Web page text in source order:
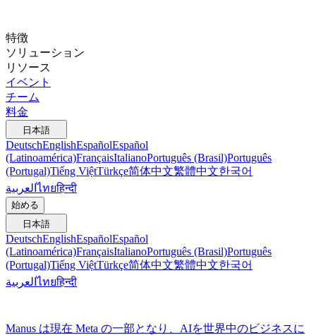
特徴
ソリューション
リソース
イベント
チーム
料金
日本語
DeutschEnglishEspañolEspañol
(Latinoamérica)FrançaisItalianoPortuguês (Brasil)Português
(Portugal)Tiếng ViệtTürkçe简体中文繁體中文한국어
العربيةไทยहिन्दी
始める
日本語
DeutschEnglishEspañolEspañol
(Latinoamérica)FrançaisItalianoPortuguês (Brasil)Português
(Portugal)Tiếng ViệtTürkçe简体中文繁體中文한국어
العربيةไทยहिन्दी
Manus は現在 Meta の一部となり、AIを世界中のビジネスに